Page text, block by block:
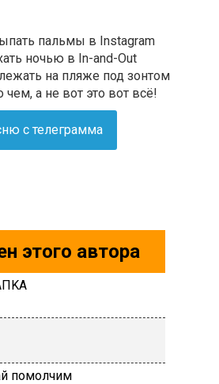
пальмы в Instagram
ночью в In-and-Out
на пляже под зонтом
а не вот это вот всё!
с телеграмма
этого автора
пoмoлчим